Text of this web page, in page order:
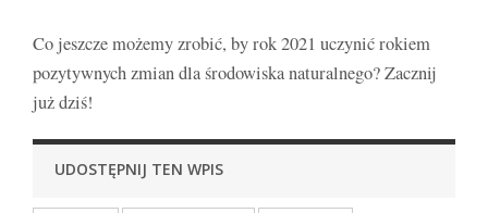
Co jeszcze możemy zrobić, by rok 2021 uczynić rokiem
pozytywnych zmian dla środowiska naturalnego? Zacznij
już dziś!
UDOSTĘPNIJ TEN WPIS